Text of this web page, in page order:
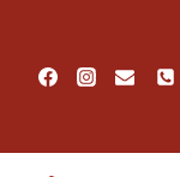
indhold